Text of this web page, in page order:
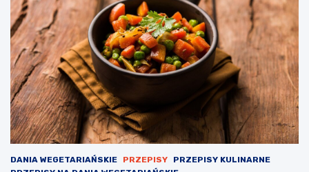
DANIA WEGETARIAŃSKIE PRZEPISY
PRZEPISY KULINARNE